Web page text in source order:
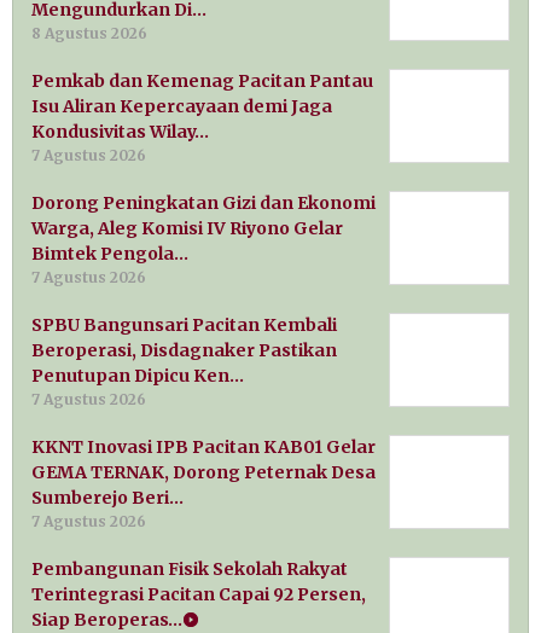
Mengundurkan Di…
8 Agustus 2026
Pemkab dan Kemenag Pacitan Pantau
Isu Aliran Kepercayaan demi Jaga
Kondusivitas Wilay…
7 Agustus 2026
Dorong Peningkatan Gizi dan Ekonomi
Warga, Aleg Komisi IV Riyono Gelar
Bimtek Pengola…
7 Agustus 2026
SPBU Bangunsari Pacitan Kembali
Beroperasi, Disdagnaker Pastikan
Penutupan Dipicu Ken…
7 Agustus 2026
KKNT Inovasi IPB Pacitan KAB01 Gelar
GEMA TERNAK, Dorong Peternak Desa
Sumberejo Beri…
7 Agustus 2026
Pembangunan Fisik Sekolah Rakyat
Terintegrasi Pacitan Capai 92 Persen,
Siap Beroperas…